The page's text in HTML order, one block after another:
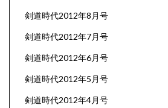
剣道時代2012年8月号
剣道時代2012年7月号
剣道時代2012年6月号
剣道時代2012年5月号
剣道時代2012年4月号